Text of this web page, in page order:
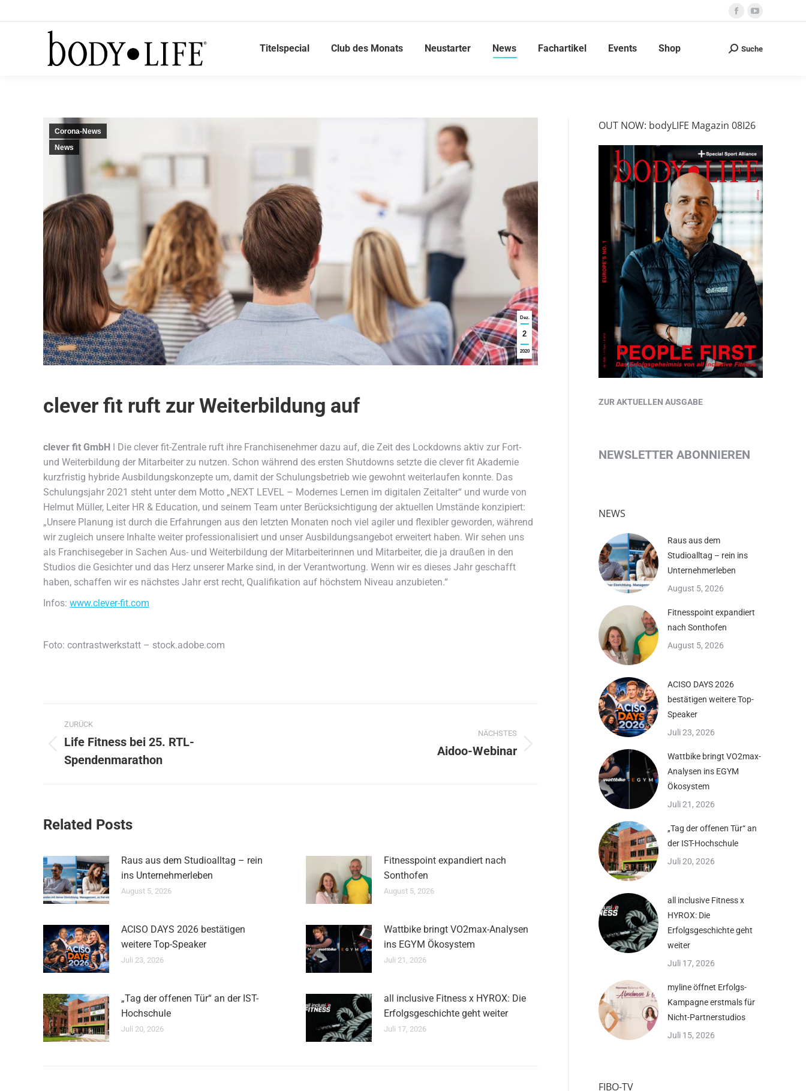
Facebook
opens
YouTube
opens
Titelspecial Club des Monats Neustarter News Fachartikel Events Shop Search:
Suche
Dez.
2
2020
Corona-News
News
clever fit ruft zur Weiterbildung auf
clever fit GmbH ǀ Die clever fit-Zentrale ruft ihre Franchisenehmer dazu auf, die Zeit des Lockdowns aktiv zur Fort-
und Weiterbildung der Mitarbeiter zu nutzen. Schon während des ersten Shutdowns setzte die clever fit Akademie
kurzfristig hybride Ausbildungskonzepte um, damit der Schulungsbetrieb wie gewohnt weiterlaufen konnte. Das
Schulungsjahr 2021 steht unter dem Motto „NEXT LEVEL – Modernes Lernen im digitalen Zeitalter“ und wurde von
Helmut Müller, Leiter HR & Education, und seinem Team unter Berücksichtigung der aktuellen Umstände konzipiert:
„Unsere Planung ist durch die Erfahrungen aus den letzten Monaten noch viel agiler und flexibler geworden, während
wir zugleich unsere Inhalte weiter professionalisiert und unser Ausbildungsangebot erweitert haben. Wir sehen uns
als Franchisegeber in Sachen Aus- und Weiterbildung der Mitarbeiterinnen und Mitarbeiter, die ja draußen in den
Studios die Gesichter und das Herz unserer Marke sind, in der Verantwortung. Wenn wir es dieses Jahr geschafft
haben, schaffen wir es nächstes Jahr erst recht, Qualifikation auf höchstem Niveau anzubieten.“
Infos: www.clever-fit.com
Foto: contrastwerkstatt – stock.adobe.com
Kommentarnavigation
ZURÜCK
Beitrag:
Life Fitness bei 25. RTL-
Spendenmarathon
NÄCHSTES
Aidoo-Webinar
Related Posts
Raus aus dem Studioalltag – rein
ins Unternehmerleben
August 5, 2026
Fitnesspoint expandiert nach
Sonthofen
August 5, 2026
ACISO DAYS 2026 bestätigen
weitere Top-Speaker
Juli 23, 2026
Wattbike bringt VO2max-Analysen
ins EGYM Ökosystem
Juli 21, 2026
„Tag der offenen Tür“ an der IST-
Hochschule
Juli 20, 2026
all inclusive Fitness x HYROX: Die
Erfolgsgeschichte geht weiter
Juli 17, 2026
OUT NOW: bodyLIFE Magazin 08I26
ZUR AKTUELLEN AUSGABE
NEWSLETTER ABONNIEREN
NEWS
Raus aus dem
Studioalltag – rein ins
Unternehmerleben
August 5, 2026
Fitnesspoint expandiert
nach Sonthofen
August 5, 2026
ACISO DAYS 2026
bestätigen weitere Top-
Speaker
Juli 23, 2026
Wattbike bringt VO2max-
Analysen ins EGYM
Ökosystem
Juli 21, 2026
„Tag der offenen Tür“ an
der IST-Hochschule
Juli 20, 2026
all inclusive Fitness x
HYROX: Die
Erfolgsgeschichte geht
weiter
Juli 17, 2026
myline öffnet Erfolgs-
Kampagne erstmals für
Nicht-Partnerstudios
Juli 15, 2026
FIBO-TV